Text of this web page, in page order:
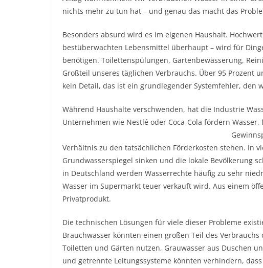
nichts mehr zu tun hat – und genau das macht das
Besonders absurd wird es im eigenen Haushalt.
bestüberwachten Lebensmittel überhaupt – wird für
benötigen. Toilettenspülungen, Gartenbewässerung,
Großteil unseres täglichen Verbrauchs. Über 95 Prozent
kein Detail, das ist ein grundlegender Systemfehler, den
Während Haushalte verschwenden, hat die Industrie
Unternehmen wie Nestlé oder Coca-Cola fördern Wasser,
Verhältnis zu den tatsächlichen Förderkosten stehen. In
Grundwasserspiegel sinken und die lokale Bevölkerung
in Deutschland werden Wasserrechte häufig zu sehr
Wasser im Supermarkt teuer verkauft wird. Aus einem
Privatprodukt.
Die technischen Lösungen für viele dieser Probleme
Brauchwasser könnten einen großen Teil des
Toiletten und Gärten nutzen, Grauwasser aus Duschen
und getrennte Leitungssysteme könnten verhindern,